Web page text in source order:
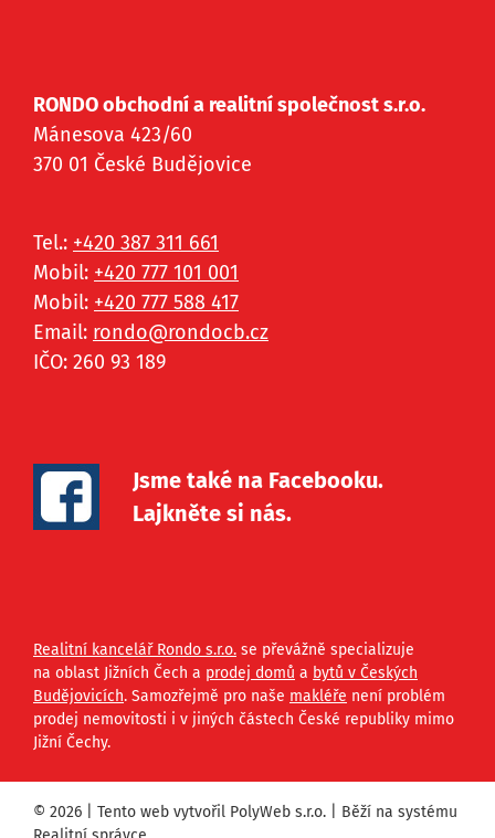
RONDO obchodní a realitní společnost s.r.o.
Mánesova 423/60
370 01 České Budějovice
Tel.: +420 387 311 661
Mobil: +420 777 101 001
Mobil: +420 777 588 417
Email: rondo@rondocb.cz
IČO: 260 93 189
Jsme také na Facebooku.
Lajkněte si nás.
Realitní kancelář Rondo s.r.o. se převážně specializuje
na oblast Jižních Čech a prodej domů a bytů v Českých
Budějovicích. Samozřejmě pro naše makléře není problém
prodej nemovitosti i v jiných částech České republiky mimo
Jižní Čechy.
© 2026 | Tento web vytvořil PolyWeb s.r.o. | Běží na systému